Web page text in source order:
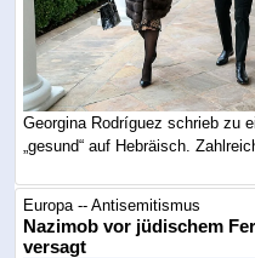
Georgina Rodríguez schrieb zu
„gesund“ auf Hebräisch.
Europa -- Antisemitismus
Nazimob vor jüdischem
versagt